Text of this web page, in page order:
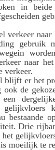
in beide
verkeer naar
gebruik
naar
verkeer.
blijft er het
de
gelijkvloers
bestaande
Drie
het
moeilijk te